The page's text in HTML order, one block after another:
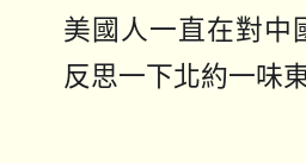
美國人一直在對中
反思一下北約一味